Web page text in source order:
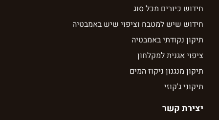
חידוש כיורים מכל סוג
חידוש שיש למטבח וציפוי שיש באמבטיה
תיקון נקודתי באמבטיה
ציפוי אגנית למקלחון
תיקון מנגנון ניקוז המים
תיקוני ג'קוזי
יצירת קשר